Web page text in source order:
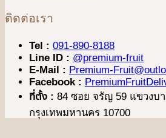
ติดต่อเรา
Tel : 091-890-8188
Line ID : @premium-fruit
E-Mail : Premium-
Facebook :
ที่ตั้ง : 84 ซอย จรัญ 59 แขวงบ
กรุงเทพมหานคร 10700